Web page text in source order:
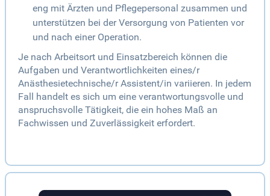
eng mit Ärzten und Pflegepersonal zusammen und
unterstützen bei der Versorgung von Patienten vor
und nach einer Operation.
Je nach Arbeitsort und Einsatzbereich können die
Aufgaben und Verantwortlichkeiten eines/r
Anästhesietechnische/r Assistent/in variieren. In jedem
Fall handelt es sich um eine verantwortungsvolle und
anspruchsvolle Tätigkeit, die ein hohes Maß an
Fachwissen und Zuverlässigkeit erfordert.